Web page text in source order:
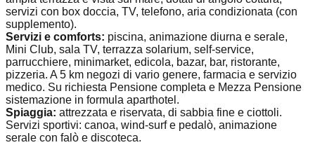
servizi con box doccia, TV, telefono, aria condizionata (con
supplemento).
Servizi e comforts: piscina, animazione diurna e serale,
Mini Club, sala TV, terrazza solarium, self-service,
parrucchiere, minimarket, edicola, bazar, bar, ristorante,
pizzeria. A 5 km negozi di vario genere, farmacia e servizio
medico. Su richiesta Pensione completa e Mezza Pensione
sistemazione in formula aparthotel.
Spiaggia: attrezzata e riservata, di sabbia fine e ciottoli.
Servizi sportivi: canoa, wind-surf e pedalò, animazione
serale con falò e discoteca.